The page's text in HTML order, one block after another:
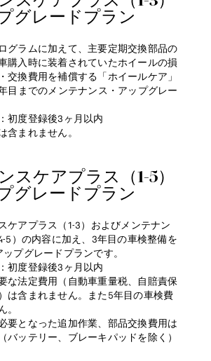
グレードプラン
グラムに加えて、主要定期交換部品の
購入時に装着されていたホイールの損
交換費用を補償する「ホイールケア」
目までのメンテナンス・アップグレー
初度登録後3ヶ月以内
含まれません。
スケアプラス（1-5）
グレードプラン
ケアプラス（1-3）およびメンテナン
5）の内容に加え、3年目の車検整備を
プグレードプランです。
初度登録後3ヶ月以内
な法定費用（自動車重量税、自賠責保
は含まれません。また5年目の車検費
。
要となった追加作業、部品交換費用は
バッテリー、ブレーキパッドを除く）